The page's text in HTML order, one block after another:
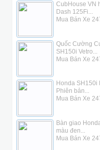
CubHouse VN
Dash 125Fi...
Mua Bán Xe
Quốc Cường
SH150i Vetro...
Mua Bán Xe
Honda SH150i
Phiên bản...
Mua Bán Xe
Bàn giao
màu đen...
Mua Bán Xe